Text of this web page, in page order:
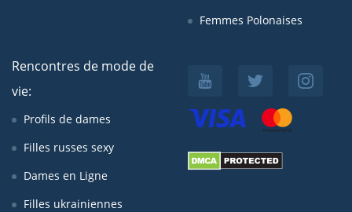
Femmes Polonaises
Rencontres de mode de
vie:
Profils de dames
Filles russes sexy
Dames en Ligne
Filles ukrainiennes